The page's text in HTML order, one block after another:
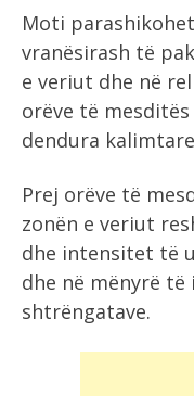
Moti
vranësirash të
e veriut dhe në
orëve të
dendura
Prej orëve të
zonën e veriut
dhe intensitet të
dhe në mënyrë
shtrëngatave.